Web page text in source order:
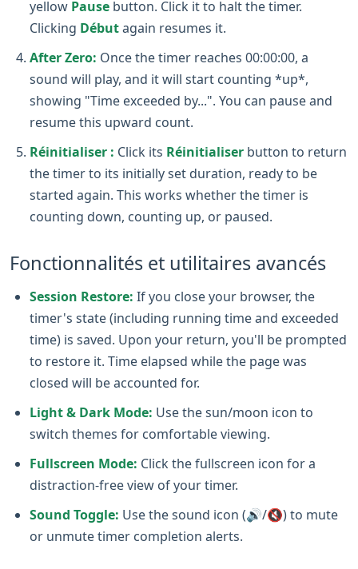
yellow Pause button. Click it to halt the timer.
Clicking Débutagain resumes it.
After Zero: Once the timer reaches 00:00:00, a
sound will play, and it will start counting *up*,
showing "Time exceeded by...". You can pause and
resume this upward count.
Réinitialiser : Click its Réinitialiser button to return
the timer to its initially set duration, ready to be
started again. This works whether the timer is
counting down, counting up, or paused.
Fonctionnalités et utilitaires avancés
Session Restore: If you close your browser, the
timer's state (including running time and exceeded
time) is saved. Upon your return, you'll be prompted
to restore it. Time elapsed while the page was
closed will be accounted for.
Light & Dark Mode: Use the sun/moon icon to
switch themes for comfortable viewing.
Fullscreen Mode: Click the fullscreen icon for a
distraction-free view of your timer.
Sound Toggle: Use the sound icon (🔊/🔇) to mute
or unmute timer completion alerts.